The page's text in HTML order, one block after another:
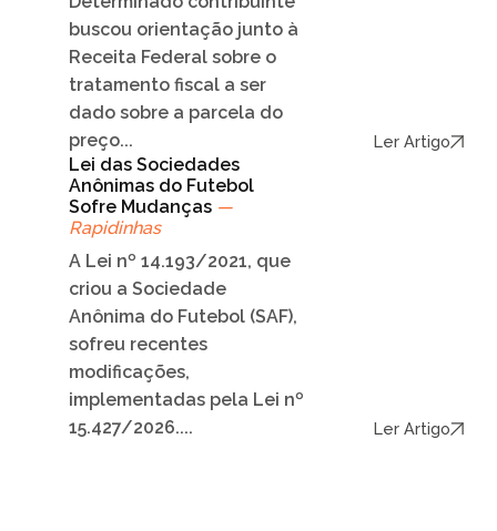
buscou orientação junto à
Receita Federal sobre o
tratamento fiscal a ser
dado sobre a parcela do
preço...
Ler Artigo
Lei das Sociedades
Anônimas do Futebol
Sofre Mudanças —
Rapidinhas
A Lei nº 14.193/2021, que
criou a Sociedade
Anônima do Futebol (SAF),
sofreu recentes
modificações,
implementadas pela Lei nº
15.427/2026....
Ler Artigo